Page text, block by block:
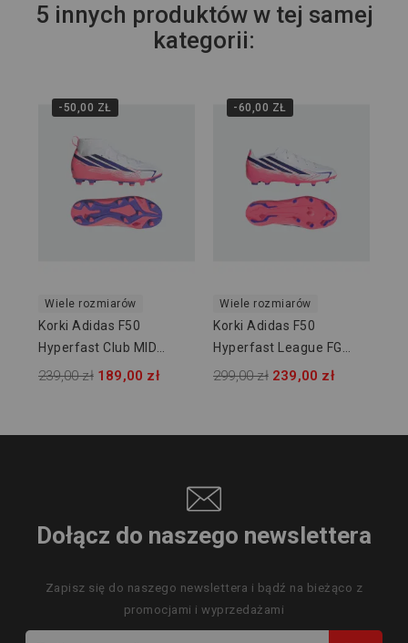
5 innych produktów w tej samej
kategorii:
-50,00 ZŁ
Wiele rozmiarów
Korki Adidas F50
Hyperfast Club MID
FG/MG JUNIOR KJ0670
239,00 zł 189,00 zł
-60,00 ZŁ
Wiele rozmiarów
Korki Adidas F50
Hyperfast League FG
JUNIOR KK1397
299,00 zł 239,00 zł
Dołącz do naszego newslettera
Zapisz się do naszego newslettera i bądź na bieżąco z
promocjami i wyprzedażami